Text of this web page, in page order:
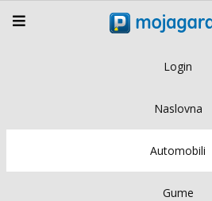
Login
Naslovna
Automobili
Gume